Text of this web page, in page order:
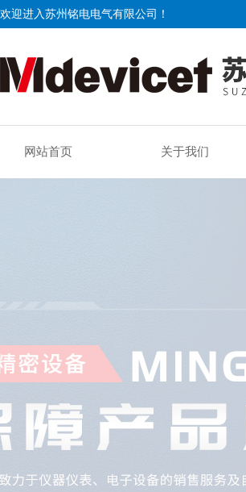
欢迎进入苏州铭电电气有限公司！
网站首页 关于我们